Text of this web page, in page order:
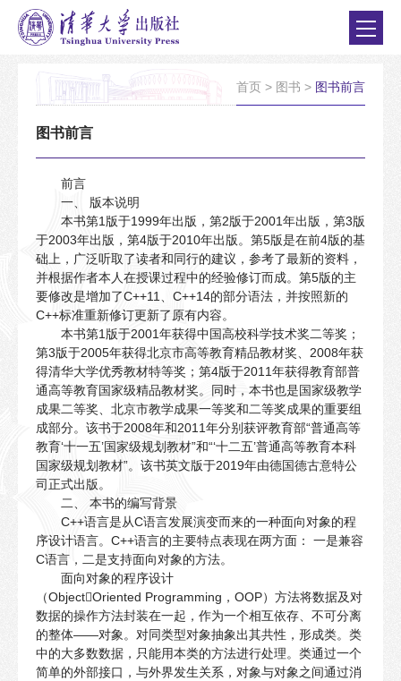
首页 > 图书 > 图书前言
图书前言
前言
一、 版本说明
本书第1版于1999年出版，第2版于2001年出版，第3版
于2003年出版，第4版于2010年出版。第5版是在前4版的基
础上，广泛听取了读者和同行的建议，参考了最新的资料，
并根据作者本人在授课过程中的经验修订而成。第5版的主
要修改是增加了C++11、C++14的部分语法，并按照新的
C++标准重新修订更新了原有内容。
本书第1版于2001年获得中国高校科学技术奖二等奖；
第3版于2005年获得北京市高等教育精品教材奖、2008年获
得清华大学优秀教材特等奖；第4版于2011年获得教育部普
通高等教育国家级精品教材奖。同时，本书也是国家级教学
成果二等奖、北京市教学成果一等奖和二等奖成果的重要组
成部分。该书于2008年和2011年分别获评教育部“普通高等
教育‘十一五’国家级规划教材”和“‘十二五’普通高等教育本科
国家级规划教材”。该书英文版于2019年由德国德古意特公
司正式出版。
二、 本书的编写背景
C++语言是从C语言发展演变而来的一种面向对象的程
序设计语言。C++语言的主要特点表现在两方面： 一是兼容
C语言，二是支持面向对象的方法。
面向对象的程序设计
（ObjectOriented Programming，OOP）方法将数据及对
数据的操作方法封装在一起，作为一个相互依存、不可分离
的整体——对象。对同类型对象抽象出其共性，形成类。类
中的大多数数据，只能用本类的方法进行处理。类通过一个
简单的外部接口，与外界发生关系，对象与对象之间通过消